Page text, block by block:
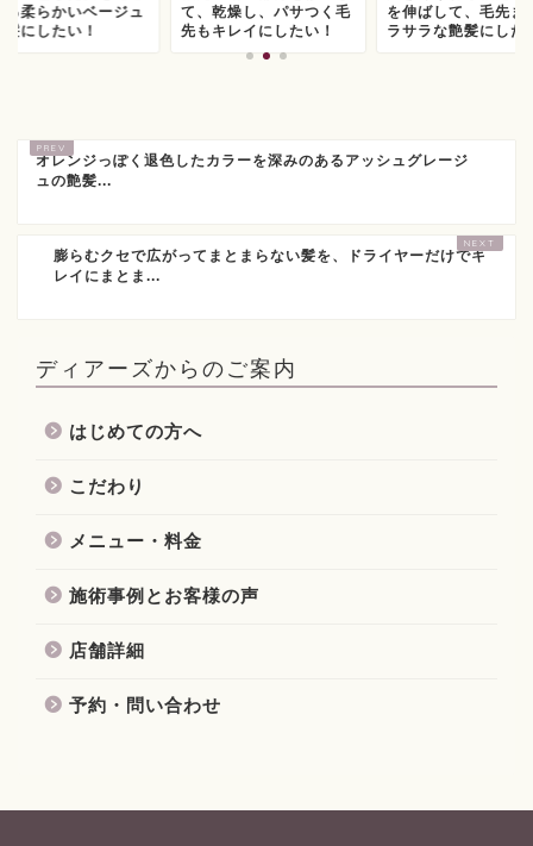
る柔らかいベージュ
髪にしたい！
て、乾燥し、パサつく毛
先もキレイにしたい！
を伸ばして、毛先ま
ラサラな艶髪にした
オレンジっぽく退色したカラーを深みのあるアッシュグレージ
ュの艶髪...
膨らむクセで広がってまとまらない髪を、ドライヤーだけでキ
レイにまとま...
ディアーズからのご案内
はじめての方へ
こだわり
メニュー・料金
施術事例とお客様の声
店舗詳細
予約・問い合わせ